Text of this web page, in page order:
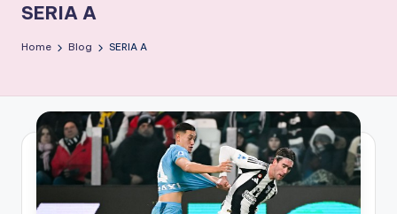
SERIA A
Home Blog SERIA A